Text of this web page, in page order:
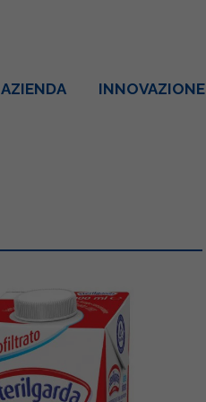
AZIENDA INNOVAZIONE